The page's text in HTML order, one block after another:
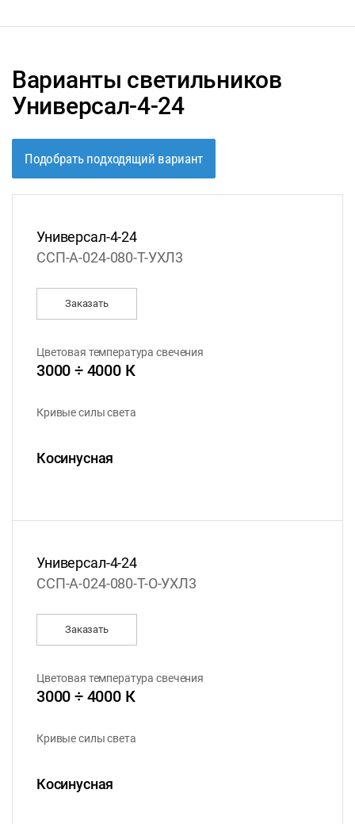
Варианты светильников
Универсал-4-24
Подобрать подходящий вариант
Универсал-4-24
ССП-А-024-080-Т-УХЛ3
Заказать
Цветовая температура свечения
3000 ÷ 4000 К
Кривые силы света
Косинусная
Универсал-4-24
ССП-А-024-080-Т-О-УХЛ3
Заказать
Цветовая температура свечения
3000 ÷ 4000 К
Кривые силы света
Косинусная